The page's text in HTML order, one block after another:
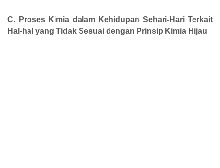
C. Proses Kimia dalam Kehidupan Sehari-Hari Terkait
Hal-hal yang Tidak Sesuai dengan Prinsip Kimia Hijau